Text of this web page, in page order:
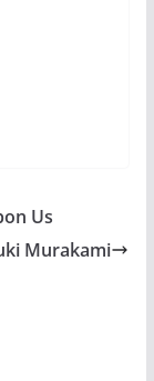
Us
Murakami